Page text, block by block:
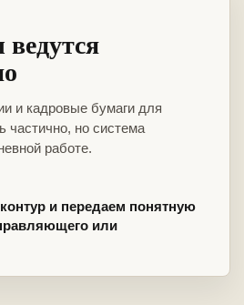
и кадровые бумаги для
частично, но система
работе.
и передаем понятную
или